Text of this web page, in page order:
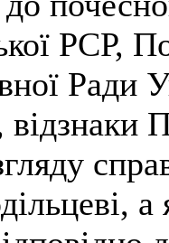
РСР,
Ради
відзнаки